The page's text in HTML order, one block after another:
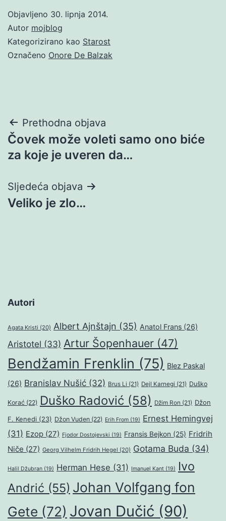
Objavljeno 30. lipnja 2014.
Autor mojblog
Kategorizirano kao Starost
Označeno Onore De Balzak
Navigacija
objava
Prethodna objava
Čovek može voleti samo ono biće
za koje je uveren da…
Sljedeća objava
Veliko je zlo…
Autori
Agata Kristi (20) Albert Ajnštajn (35) Anatol Frans (26)
Aristotel (33) Artur Šopenhauer (47)
Bendžamin Frenklin (75) Blez Paskal
(26) Branislav Nušić (32) Brus Li (21) Dejl Karnegi (21) Duško
Korać (22) Duško Radović (58) Džim Ron (21) Džon
F. Kenedi (23) Džon Vuden (22) Erih From (19) Ernest Hemingvej
(31) Ezop (27) Fjodor Dostojevski (19) Fransis Bejkon (25) Fridrih
Niče (27) Georg Vilhelm Fridrih Hegel (20) Gotama Buda (34)
Halil Džubran (19) Herman Hese (31) Imanuel Kant (19)
Ivo
Andrić (55) Johan Volfgang fon
Gete (72) Jovan Dučić (90)